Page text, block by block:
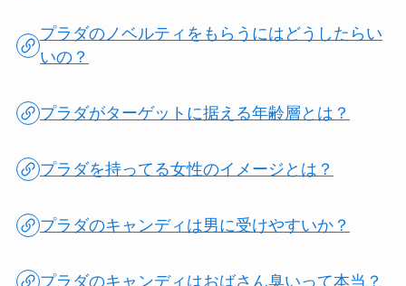
プラダのノベルティをもらうにはどうしたらい
いの？
プラダがターゲットに据える年齢層とは？
プラダを持ってる女性のイメージとは？
プラダのキャンディは男に受けやすいか？
プラダのキャンディはおばさん臭いって本当？